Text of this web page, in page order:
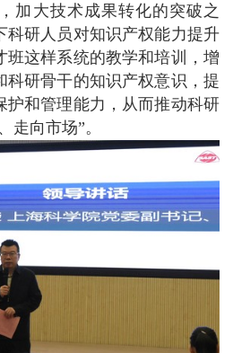
加大技术成果转化的突破之
科研人员对知识产权能力提升
班这样系统的教学和培训，增
科研骨干的知识产权意识，提
护和管理能力，从而推动科研
走向市场”。